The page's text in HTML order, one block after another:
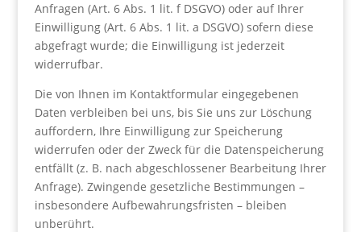
Anfragen (Art. 6 Abs. 1 lit. f DSGVO) oder auf Ihrer
Einwilligung (Art. 6 Abs. 1 lit. a DSGVO) sofern diese
abgefragt wurde; die Einwilligung ist jederzeit
widerrufbar.
Die von Ihnen im Kontaktformular eingegebenen
Daten verbleiben bei uns, bis Sie uns zur Löschung
auffordern, Ihre Einwilligung zur Speicherung
widerrufen oder der Zweck für die Datenspeicherung
entfällt (z. B. nach abgeschlossener Bearbeitung Ihrer
Anfrage). Zwingende gesetzliche Bestimmungen –
insbesondere Aufbewahrungsfristen – bleiben
unberührt.